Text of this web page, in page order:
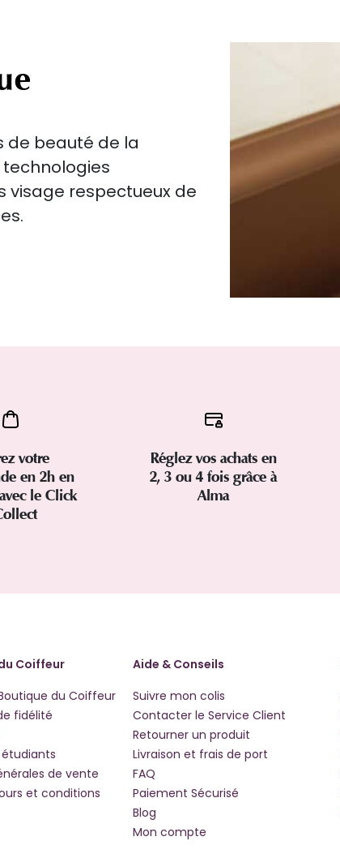
de beauté de la
visage respectueux de
votre
en 2h en
le Click
Réglez vos achats en
2, 3 ou 4 fois grâce à
Alma
Coiffeur
du Coiffeur
fidélité
étudiants
de vente
et conditions
Aide & Conseils
Suivre mon colis
Contacter le Service Client
Retourner un produit
Livraison et frais de port
FAQ
Paiement Sécurisé
Blog
Mon compte